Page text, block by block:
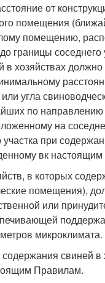
от
помещения
помещению,
границы соседнего
в хозяйствах должно
угла
по
на
при
вк
в которых
помещения),
или
микроклимата.
свиней в
Правилам.